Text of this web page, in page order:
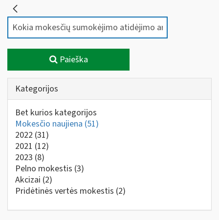
Paieška
Kategorijos
Bet kurios kategorijos
Mokesčio naujiena (51)
2022 (31)
2021 (12)
2023 (8)
Pelno mokestis (3)
Akcizai (2)
Pridėtinės vertės mokestis (2)